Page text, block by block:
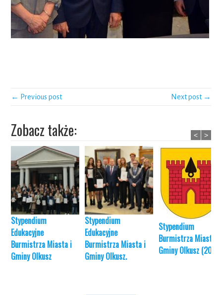
← Previous post Next post →
Zobacz także:
Stypendium
Edukacyjne
Burmistrza Miasta i
Gminy Olkusz
Stypendium
Edukacyjne
Burmistrza Miasta i
Gminy Olkusz.
Stypendium
Burmistrza Miasta i
Gminy Olkusz (2017)
< >